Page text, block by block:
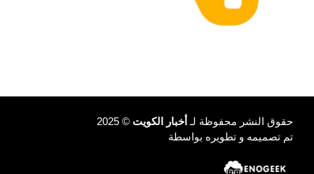
حقوق النشر محفوظة لـ أخبار الكويت © 2025
تم تصميمه و تطويره بواسطة